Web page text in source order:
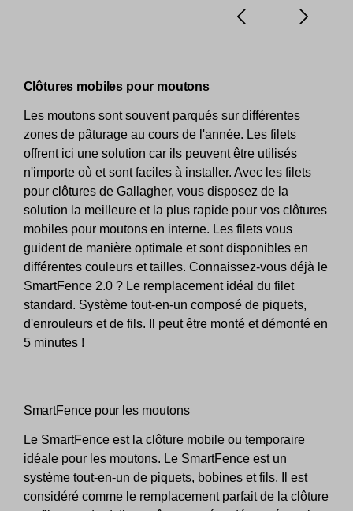
Clôtures mobiles pour moutons
Les moutons sont souvent parqués sur différentes
zones de pâturage au cours de l'année. Les filets
offrent ici une solution car ils peuvent être utilisés
n'importe où et sont faciles à installer. Avec les filets
pour clôtures de Gallagher, vous disposez de la
solution la meilleure et la plus rapide pour vos clôtures
mobiles pour moutons en interne. Les filets vous
guident de manière optimale et sont disponibles en
différentes couleurs et tailles. Connaissez-vous déjà le
SmartFence 2.0 ? Le remplacement idéal du filet
standard. Système tout-en-un composé de piquets,
d'enrouleurs et de fils. Il peut être monté et démonté en
5 minutes !
SmartFence pour les moutons
Le SmartFence est la clôture mobile ou temporaire
idéale pour les moutons. Le SmartFence est un
système tout-en-un de piquets, bobines et fils. Il est
considéré comme le remplacement parfait de la clôture